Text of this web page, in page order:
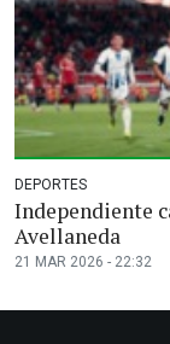
DEPORTES
Independiente
Avellaneda
21 MAR 2026 - 22:32